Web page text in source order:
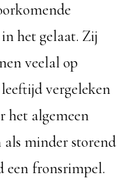
het gelaat. Zij
veelal op
vergeleken
het algemeen
minder storend
een fronsrimpel.